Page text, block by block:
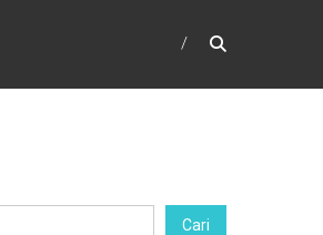
Cari